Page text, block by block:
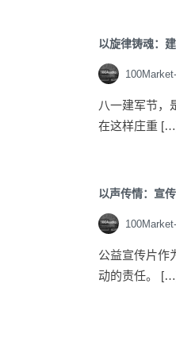
以旋律铸魂：
八一建军节，
在这样庄重
以声传情：宣
公益宣传片作
动的责任。